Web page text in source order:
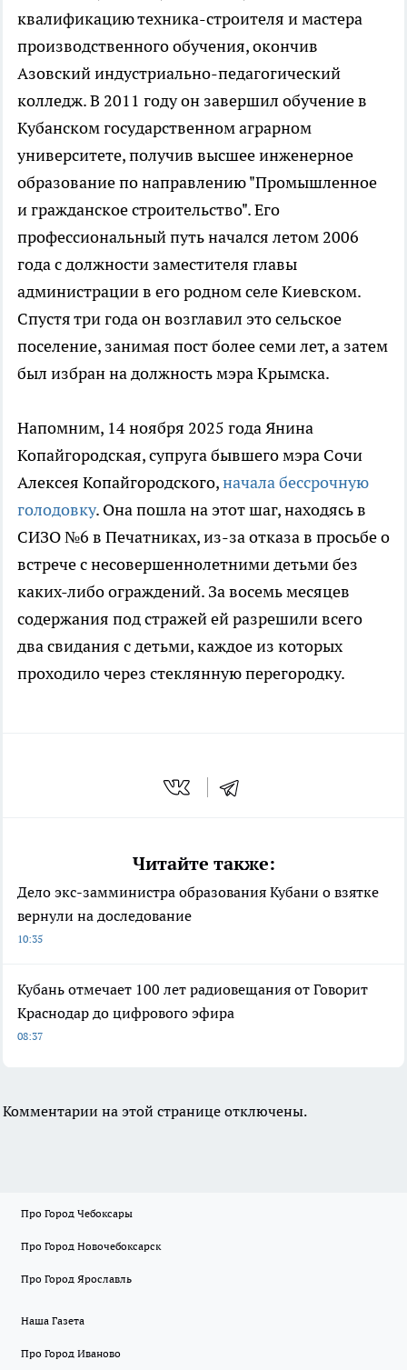
квалификацию техника-строителя и мастера
производственного обучения, окончив
Азовский индустриально-педагогический
колледж. В 2011 году он завершил обучение в
Кубанском государственном аграрном
университете, получив высшее инженерное
образование по направлению "Промышленное
и гражданское строительство". Его
профессиональный путь начался летом 2006
года с должности заместителя главы
администрации в его родном селе Киевском.
Спустя три года он возглавил это сельское
поселение, занимая пост более семи лет, а затем
был избран на должность мэра Крымска.
Напомним, 14 ноября 2025 года Янина
Копайгородская, супруга бывшего мэра Сочи
Алексея Копайгородского,начала бессрочную
голодовку. Она пошла на этот шаг, находясь в
СИЗО №6 в Печатниках, из-за отказа в просьбе о
встрече с несовершеннолетними детьми без
каких-либо ограждений. За восемь месяцев
содержания под стражей ей разрешили всего
два свидания с детьми, каждое из которых
проходило через стеклянную перегородку.
Читайте также:
Дело экс-замминистра образования Кубани о взятке
вернули на доследование
10:35
Кубань отмечает 100 лет радиовещания от Говорит
Краснодар до цифрового эфира
08:37
Комментарии на этой странице отключены.
Про Город Чебоксары
Про Город Новочебоксарск
Про Город Ярославль
Наша Газета
Про Город Иваново